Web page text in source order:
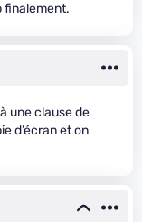
finalement.
une clause de
d’écran et on